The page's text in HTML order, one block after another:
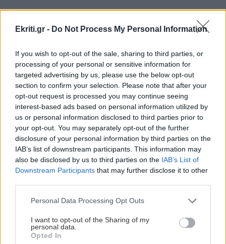
Ekriti.gr - Do Not Process My Personal Information
If you wish to opt-out of the sale, sharing to third parties, or
processing of your personal or sensitive information for
targeted advertising by us, please use the below opt-out
section to confirm your selection. Please note that after your
opt-out request is processed you may continue seeing
interest-based ads based on personal information utilized by
us or personal information disclosed to third parties prior to
your opt-out. You may separately opt-out of the further
disclosure of your personal information by third parties on the
IAB’s list of downstream participants. This information may
also be disclosed by us to third parties on the IAB’s List of
Downstream Participants that may further disclose it to other
Personal Data Processing Opt Outs
I want to opt-out of the Sharing of my
personal data.
Opted In
16:00
GOSSIP - LIFESTYLE
τον Νίκο Ευαγγελάτο και τον γιο τους
15:51
ΥΓΕΙΑ
Όταν οι εμβοές επιμένουν: Τι αποκαλύπτει η
δραστηριότητα του εγκεφάλου
15:42
ΥΓΕΙΑ
Καλοκαίρι - θερμοκρασίες: Τα οφέλη από τη
χρήση κλιματιστικού και ανεμιστήρα οροφής
διαλύει το success story της κυβέρνησης»
ΚΟΣΜΟΣ
ΠΕΡΙΣΣΟΤΕΡΑ
ΚΟΣΜΟΣ
Ιερά Αρχιεπισκοπή Θυατείρων: Με
λαμπρότητα γιορτάστηκε η
Μεταμόρφωση του Σωτήρος
Τρομακτικό τροχαίο στην Κίνα:
Φορτηγό έπεσε σε IX και το σκέπασε